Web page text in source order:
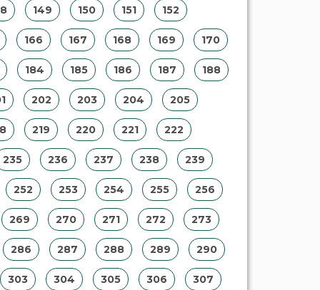
149 150 151 152
166 167 168 169 170
184 185 186 187 188
202 203 204 205
219 220 221 222
235 236 237 238 239
252 253 254 255 256
269 270 271 272 273
286 287 288 289 290
303 304 305 306 307